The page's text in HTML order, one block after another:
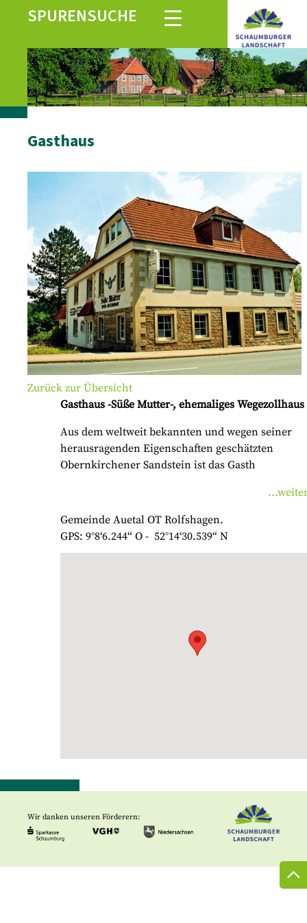
SPURENSUCHE
Gasthaus
Zurück zur Übersicht
Gasthaus -Süße Mutter-, ehemaliges Wegezollhaus
Aus dem weltweit bekannten und wegen seiner
herausragenden Eigenschaften geschätzten
Obernkirchener Sandstein ist das Gasth
Gemeinde Auetal OT Rolfshagen.
GPS: 9°8‘6.244“ O - 52°14‘30.539“ N
Wir danken unseren Förderern: